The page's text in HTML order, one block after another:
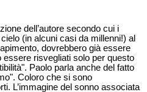
dell’autore secondo cui i
(in alcuni casi da millenni!) al
dovrebbero già essere
essere risvegliati solo per questo
Paolo parla anche del fatto
Coloro che si sono
L’immagine del sonno associata